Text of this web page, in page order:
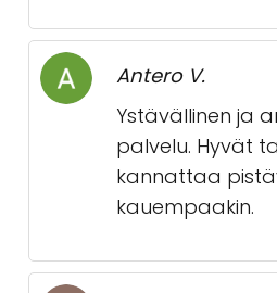
Antero V.
Ystävällinen ja
palvelu. Hyvät
kannattaa
kauempaakin.